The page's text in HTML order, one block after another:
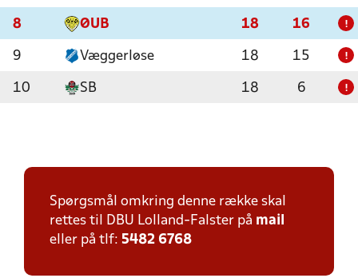
8 ØUB 18 16 !
9 Væggerløse 18 15 !
10 SB 18 6 !
Spørgsmål omkring denne række skal
rettes til DBU Lolland-Falster på mail
eller på tlf: 5482 6768